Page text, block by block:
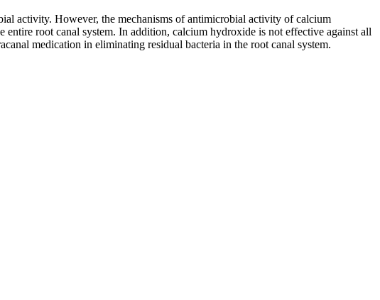
activity. However, the mechanisms of antimicrobial activity of calcium
root canal system. In addition, calcium hydroxide is not effective against all
medication in eliminating residual bacteria in the root canal system.